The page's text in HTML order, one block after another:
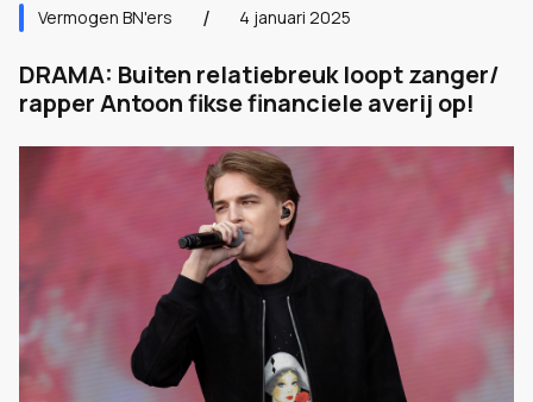
Vermogen BN'ers 4 januari 2025
DRAMA: Buiten relatiebreuk loopt zanger/
rapper Antoon fikse financiele averij op!